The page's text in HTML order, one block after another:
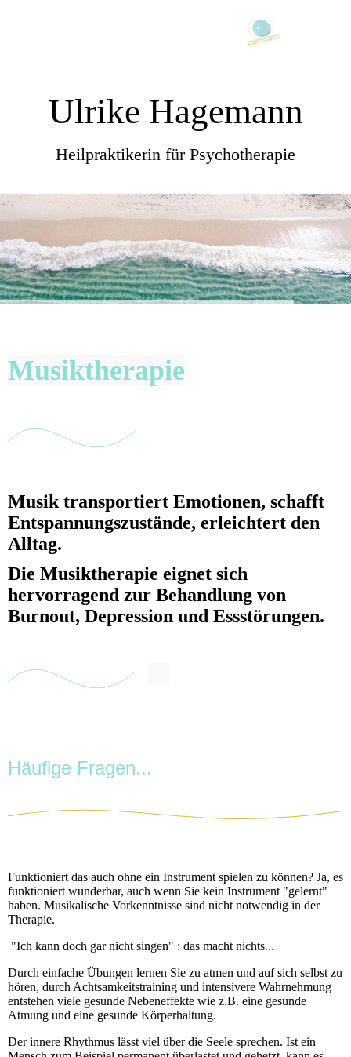
Ulrike Hagemann
Heilpraktikerin für Psychotherapie
Musiktherapie
Musik transportiert Emotionen, schafft
Entspannungszustände, erleichtert den
Alltag.
Die Musiktherapie eignet sich
hervorragend zur Behandlung von
Burnout, Depression und Essstörungen.
Häufige Fragen...
Funktioniert das auch ohne ein Instrument spielen zu können? Ja, es
funktioniert wunderbar, auch wenn Sie kein Instrument "gelernt"
haben. Musikalische Vorkenntnisse sind nicht notwendig in der
Therapie.
"Ich kann doch gar nicht singen" : das macht nichts...
Durch einfache Übungen lernen Sie zu atmen und auf sich selbst zu
hören, durch Achtsamkeitstraining und intensivere Wahrnehmung
entstehen viele gesunde Nebeneffekte wie z.B. eine gesunde
Atmung und eine gesunde Körperhaltung.
Der innere Rhythmus lässt viel über die Seele sprechen. Ist ein